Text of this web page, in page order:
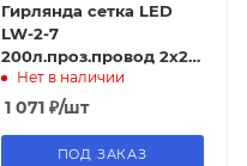
Гирлянда сетка LED
LW-2-7
200л.проз.провод 2х2
синий.
Нет в наличии
1 071₽/шт
ПОД ЗАКАЗ